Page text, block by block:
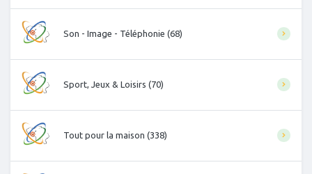
Son - Image - Téléphonie (68)
Sport, Jeux & Loisirs (70)
Tout pour la maison (338)